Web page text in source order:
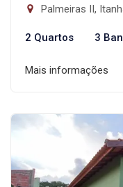
Palmeiras II,
2 Quartos 3
Mais informações